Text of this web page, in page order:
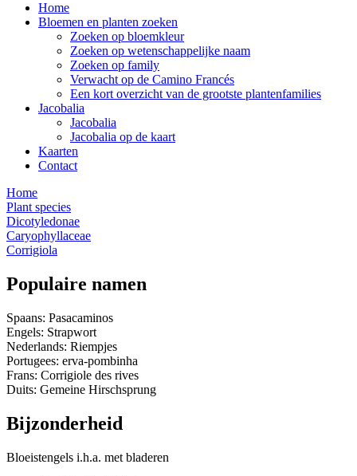
Home
Bloemen en planten zoeken
Zoeken op bloemkleur
Zoeken op wetenschappelijke naam
Zoeken op family
Verwacht op de Camino Francés
Een kort overzicht van de grootste plantenfamilies
Jacobalia
Jacobalia
Jacobalia op de kaart
Kaarten
Contact
Home
Plant species
Dicotyledonae
Caryophyllaceae
Corrigiola
Populaire namen
Spaans: Pasacaminos
Engels: Strapwort
Nederlands: Riempjes
Portugees: erva-pombinha
Frans: Corrigiole des rives
Duits: Gemeine Hirschsprung
Bijzonderheid
Bloeistengels i.h.a. met bladeren